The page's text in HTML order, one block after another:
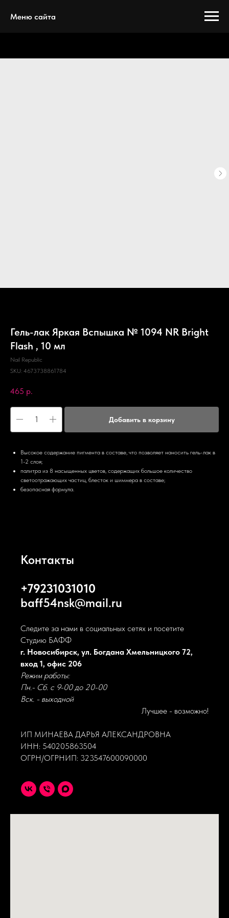
Меню сайта
Гель-лак Яркая Вспышка № 1094 NR Bright
Flash , 10 мл
Nail Republic
SKU: 4673738861784
465 р.
Добавить в корзину
Высокое содержание пигмента в составе, что позволяет наносить гель-лак в
1-2 слоя;
палитра из 8 насыщенных цветов, содержащих большое количество
светоотражающих частиц, блесток и шиммера в составе;
безопасная формула.
Контакты
+79231031010
baff54nsk@mail.ru
Следите за нами в социальных сетях и посетите
Студию БАФФ
г. Новосибирск, ул. Богдана Хмельницкого 72,
вход 1, офис 206
Режим работы:
Пн.- Сб. с 9-00 до 20-00
Вск. - выходной
Лучшее - возможно!
ИП МИНАЕВА ДАРЬЯ АЛЕКСАНДРОВНА
ИНН: 540205863504
ОГРН/ОГРНИП: 323547600090000